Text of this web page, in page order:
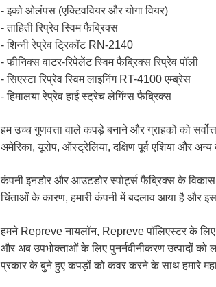
- इको ओलंपस (एक्टिववियर और योगा वियर)
- ताहिती रिप्रेव स्विम फैब्रिक्स
- शिन्नी रेप्रेव ट्रिकॉट RN-2140
- फीनिक्स वाटर-रिपेलेंट स्विम फैब्रिक्स रिप्रेव पॉली
- सिएस्टा रिप्रेव स्विम लाइनिंग RT-4100 एम्ब्रेस
- हिमालया रेप्रेव हाई स्ट्रेच लेगिंग्स फैब्रिक्स
हम उच्च गुणवत्ता वाले कपड़े बनाने और ग्राहकों को
अमेरिका, यूरोप, ऑस्ट्रेलिया, दक्षिण पूर्व एशिया और अन्य
कंपनी इनडोर और आउटडोर स्पोर्ट्स फैब्रिक्स के विकास
चिंताओं के कारण, हमारी कंपनी में बदलाव आया है और
हमने Repreve नायलॉन, Repreve पॉलिएस्टर के
और अब उपभोक्ताओं के लिए पुनर्नवीनीकरण उत्पादों
प्रकार के बुने हुए कपड़ों को कवर करने के साथ हमारे